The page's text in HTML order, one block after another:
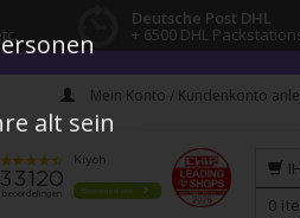
Deutsche Post DHL
+ 6500 DHL
Mein Konto / Kundenkonto
0
alt sein